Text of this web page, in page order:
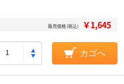
販売価格（税込） ￥1,645
カゴへ